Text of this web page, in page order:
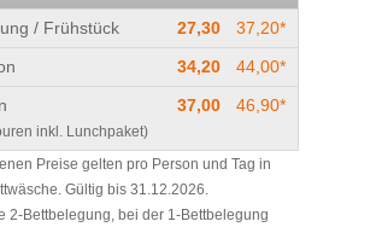
/ Frühstück 27,30
37,20*
34,20
44,00*
inkl. Lunchpaket)
37,00 46,90*
Preise gelten pro Person und Tag in
Gültig bis 31.12.2026.
2-Bettbelegung, bei der 1-Bettbelegung